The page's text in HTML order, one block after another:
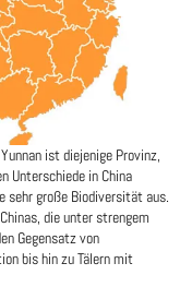
ist diejenige Provinz,
Unterschiede in China
sehr große Biodiversität aus.
die unter strengem
Gegensatz von
bis hin zu Tälern mit